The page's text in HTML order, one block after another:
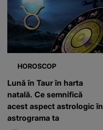
HOROSCOP
Lună în Taur în harta
natală. Ce semnifică
acest aspect astrologic în
astrograma ta